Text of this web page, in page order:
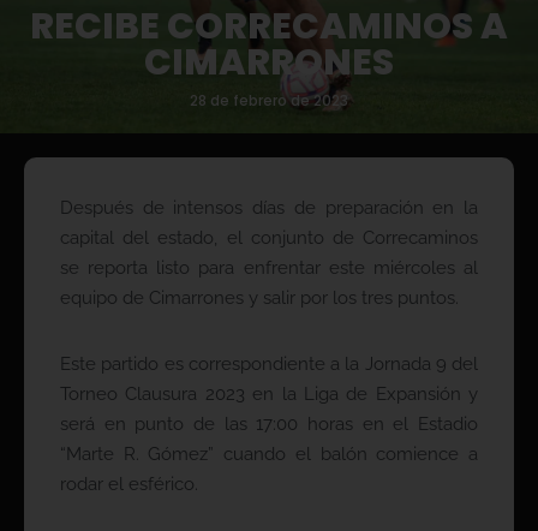
RECIBE CORRECAMINOS A
CIMARRONES
28 de febrero de 2023
Después de intensos días de preparación en la
capital del estado, el conjunto de Correcaminos
se reporta listo para enfrentar este miércoles al
equipo de Cimarrones y salir por los tres puntos.
Este partido es correspondiente a la Jornada 9 del
Torneo Clausura 2023 en la Liga de Expansión y
será en punto de las 17:00 horas en el Estadio
“Marte R. Gómez” cuando el balón comience a
rodar el esférico.